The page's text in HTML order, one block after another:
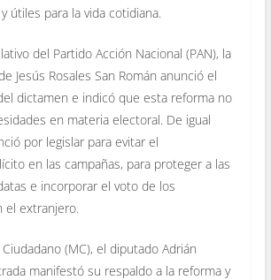
útiles para la vida cotidiana.
del Partido Acción Nacional (PAN), la
Jesús Rosales San Román anunció el
dictamen e indicó que esta reforma no
en materia electoral. De igual
por legislar para evitar el
en las campañas, para proteger a las
e incorporar el voto de los
el extranjero.
(MC), el diputado Adrián
manifestó su respaldo a la reforma y